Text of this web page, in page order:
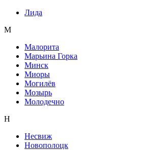
Лида
М
Малорита
Марьина Горка
Минск
Миоры
Могилёв
Мозырь
Молодечно
Н
Несвиж
Новополоцк